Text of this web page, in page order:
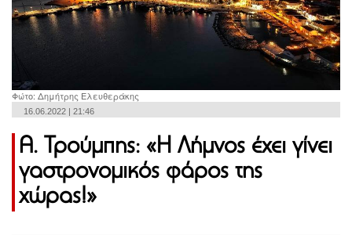
Φώτο: Δημήτρης Ελευθεράκης
16.06.2022 | 21:46
Α. Τρούμπης: «Η Λήμνος έχει γίνει
γαστρονομικός φάρος της
χώρας!»